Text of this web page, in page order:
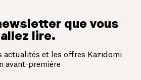
que vous
allez lire.
actualités et les offres Kazidomi
avant-première